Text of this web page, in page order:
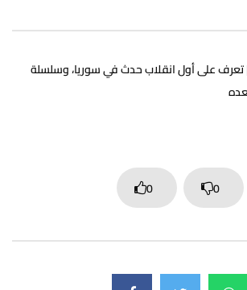
تعرف على أول انقلاب حدث في سوريا، وسلسلة
0 0